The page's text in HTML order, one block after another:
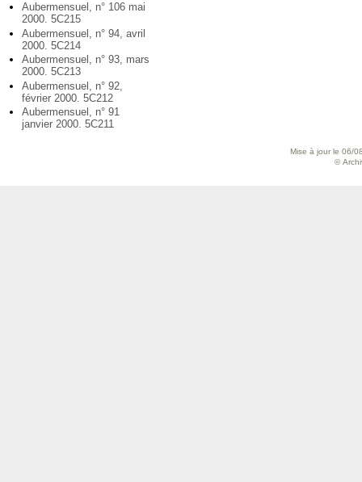
Aubermensuel, n° 106 mai
2000. 5C215
Aubermensuel, n° 94, avril
2000. 5C214
Aubermensuel, n° 93, mars
2000. 5C213
Aubermensuel, n° 92,
février 2000. 5C212
Aubermensuel, n° 91
janvier 2000. 5C211
Mise à jour le 06/
©